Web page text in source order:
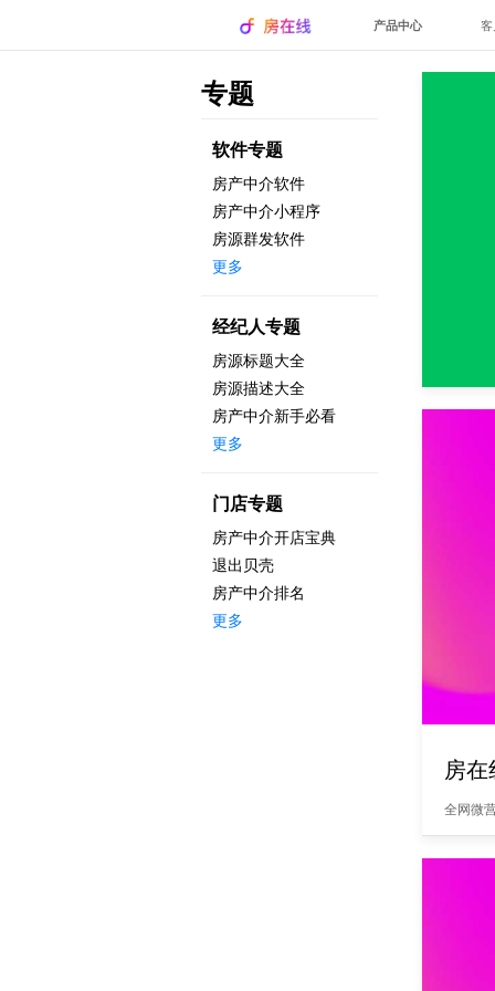
产品中心
专题
软件专题
房产中介软件
房产中介小程序
房源群发软件
更多
经纪人专题
房源标题大全
房源描述大全
房产中介新手必看
更多
门店专题
房产中介开店宝典
退出贝壳
房产中介排名
更多
全网微